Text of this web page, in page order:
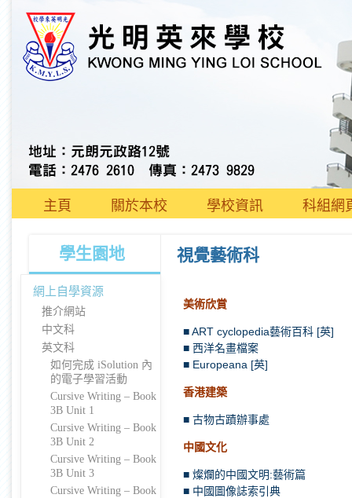
主頁 關於本校 學校資訊 科組網
學生園地 視覺藝術科
網上自學資源
推介網站
中文科
英文科
如何完成 iSolution 內
的電子學習活動
Cursive Writing – Book
3B Unit 1
Cursive Writing – Book
3B Unit 2
Cursive Writing – Book
3B Unit 3
Cursive Writing – Book
美術欣賞
■ ART cyclopedia藝術百科 [英]
■ 西洋名畫檔案
■ Europeana [英]
香港建築
■ 古物古蹟辦事處
中國文化
■ 燦爛的中國文明:藝術篇
■ 中國圖像誌索引典